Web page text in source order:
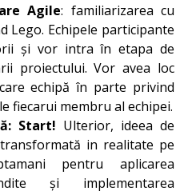
Agile: familiarizarea cu
Lego. Echipele participante
și vor intra în etapa de
proiectului. Vor avea loc
echipă în parte privind
fiecarui membru al echipei.
Start! Ulterior, ideea de
in realitate pe
pentru aplicarea
și implementarea